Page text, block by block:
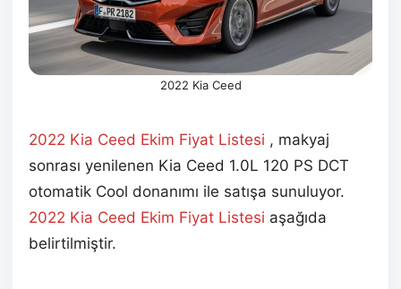
2022 Kia Ceed
2022 Kia Ceed Ekim Fiyat Listesi , makyaj
sonrası yenilenen Kia Ceed 1.0L 120 PS DCT
otomatik Cool donanımı ile satışa sunuluyor.
2022 Kia Ceed Ekim Fiyat Listesi aşağıda
belirtilmiştir.